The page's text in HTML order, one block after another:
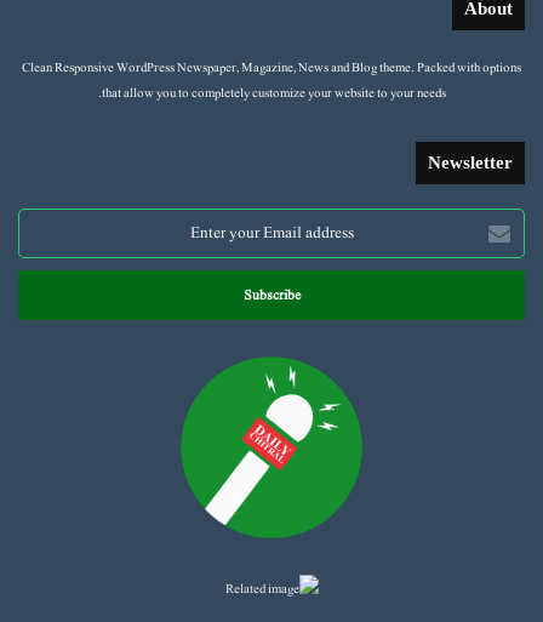
About
Clean Responsive WordPress Newspaper, Magazine, News and Blog theme. Packed with options
that allow you to completely customize your website to your needs.
Newsletter
Enter
your
Email